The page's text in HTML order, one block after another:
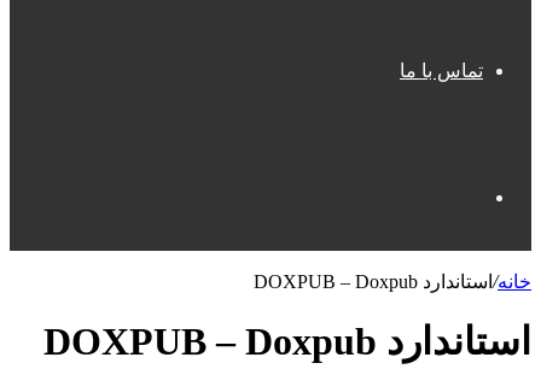
تماس با ما
خانه/ استاندارد DOXPUB – Doxpub
استاندارد DOXPUB – Doxpub